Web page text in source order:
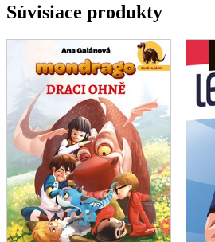
Súvisiace produkty